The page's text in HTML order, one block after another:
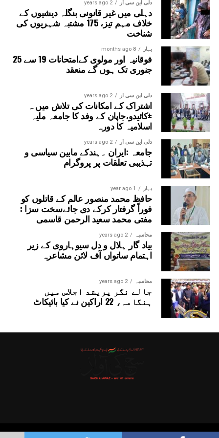
دلی این سی آر 2 years ago
دہلی میں غیر قانونی بنگلہ دیشیوں کے
خلاف مہم تیز، 175 مشتبہ شہریوں کی
شناخت
بہار 8 months ago
فوقانیہ اور مولوی کےامتحانات 19 سے 25
جنوری تک ہوں گے منعقد
دلی این سی آر 2 years ago
اشتراک کے امکانات کی تلاش میں ہ
±کائیدو،جاپان کے وفد کا جامعہ ملیہ
اسلامیہ کا دورہ
دلی این سی آر 2 years ago
جامعہ :ایران ۔ہندکے مابین سیاسی و
تہذیبی تعلقات پر پروگرام
بہار 1 year ago
حافظ محمد منصور عالم کے قاتلوں کو
فوراً گرفتار کرکے دی جائےسخت سزا :
مفتی محمد سعید الرحمن قاسمی
محاسبہ 2 years ago
بیاد گار ہلال و دل سیوہاروی کے زیر
اہتمام ساتواں آف لائن مشاعرہ
محاسبہ 2 years ago
جالے نگر پریشد اجلاس میں
ہنگامہ، 22 اراکین نے کیا بائیکاٹ